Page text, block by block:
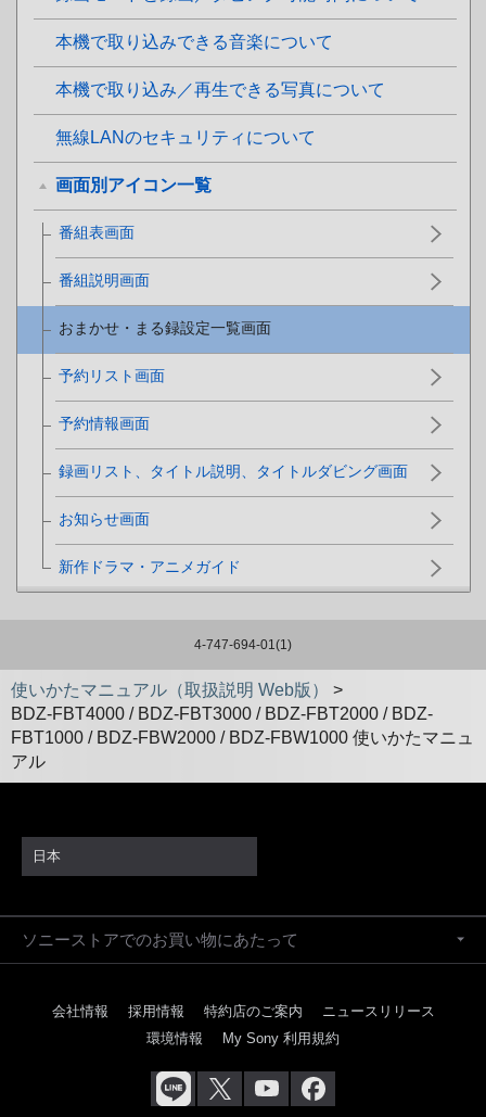
本機で取り込みできる音楽について
本機で取り込み／再生できる写真について
無線LANのセキュリティについて
画面別アイコン一覧
番組表画面
番組説明画面
おまかせ・まる録設定一覧画面
予約リスト画面
予約情報画面
録画リスト、タイトル説明、タイトルダビング画面
お知らせ画面
新作ドラマ・アニメガイド
4-747-694-01(1)
使いかたマニュアル（取扱説明 Web版）
>
BDZ-FBT4000 / BDZ-FBT3000 / BDZ-FBT2000 / BDZ-
FBT1000 / BDZ-FBW2000 / BDZ-FBW1000 使いかたマニュ
アル
日本
ソニーストアでのお買い物にあたって
会社情報 採用情報 特約店のご案内
ニュースリリース
環境情報
My Sony 利用規約